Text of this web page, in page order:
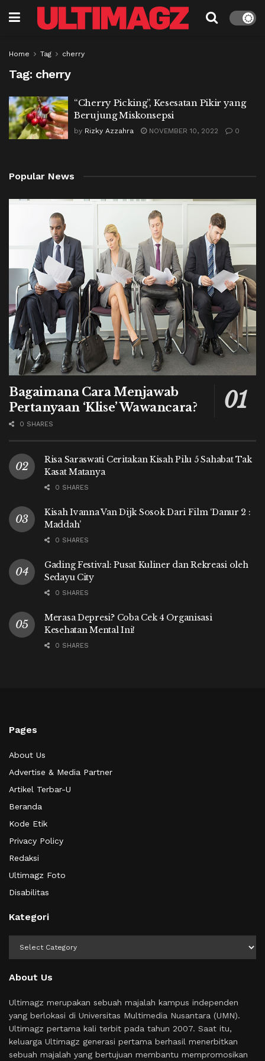
Home Tag cherry
Tag: cherry
“Cherry Picking”, Kesesatan Pikir yang
Berujung Miskonsepsi
by Rizky Azzahra NOVEMBER 10, 2022 0
Popular News
Bagaimana Cara Menjawab
Pertanyaan ‘Klise’ Wawancara?
0 SHARES
Risa Saraswati Ceritakan Kisah Pilu 5 Sahabat Tak
Kasat Matanya
0 SHARES
Kisah Ivanna Van Dijk Sosok Dari Film ‘Danur 2 :
Maddah’
0 SHARES
Gading Festival: Pusat Kuliner dan Rekreasi oleh
Sedayu City
0 SHARES
Merasa Depresi? Coba Cek 4 Organisasi
Kesehatan Mental Ini!
0 SHARES
Pages
About Us
Advertise & Media Partner
Artikel Terbar-U
Beranda
Kode Etik
Privacy Policy
Redaksi
Ultimagz Foto
Disabilitas
Kategori
About Us
Ultimagz merupakan sebuah majalah kampus independen
yang berlokasi di Universitas Multimedia Nusantara (UMN).
Ultimagz pertama kali terbit pada tahun 2007. Saat itu,
keluarga Ultimagz generasi pertama berhasil menerbitkan
sebuah majalah yang bertujuan membantu mempromosikan